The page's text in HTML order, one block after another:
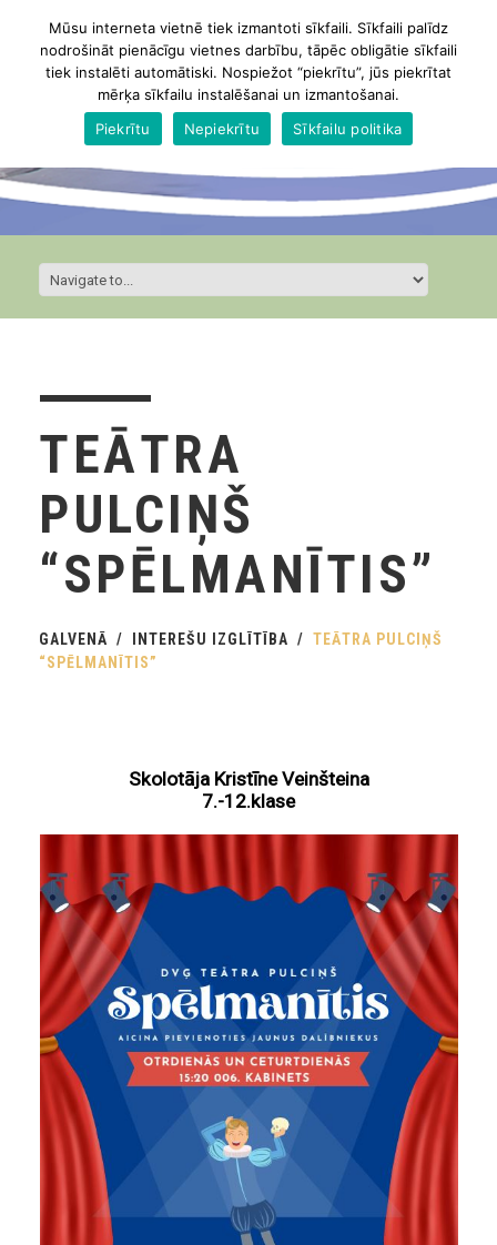
TEĀTRA
PULCIŅŠ
“SPĒLMANĪTIS”
GALVENĀ INTEREŠU IZGLĪTĪBA
TEĀTRA PULCIŅŠ
“SPĒLMANĪTIS”
Skolotāja Kristīne Veinšteina
7.-12.klase
Mūsu interneta vietnē tiek izmantoti sīkfaili. Sīkfaili palīdz
nodrošināt pienācīgu vietnes darbību, tāpēc obligātie sīkfaili
tiek instalēti automātiski. Nospiežot “piekrītu”, jūs piekrītat
mērķa sīkfailu instalēšanai un izmantošanai.
Piekrītu
Nepiekrītu Sīkfailu politika